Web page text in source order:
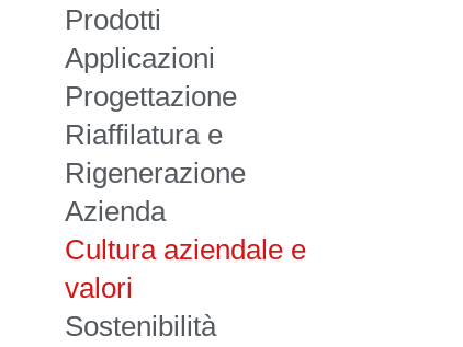
Prodotti
Applicazioni
Progettazione
Riaffilatura e
Rigenerazione
Azienda
Cultura aziendale e
valori
Sostenibilità